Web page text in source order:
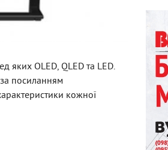
яких OLED, QLED та LED.
посиланням
кожної